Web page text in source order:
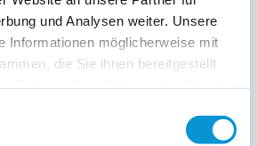
und Analysen weiter. Unsere
Informationen möglicherweise mit
die Sie ihnen bereitgestellt
mit Balkon im Haus Seepferdchen in